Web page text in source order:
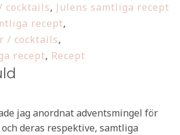
cocktails, Julens samtliga recept
recept,
/ cocktails,
recept, Recept
jag anordnat adventsmingel för
deras respektive, samtliga